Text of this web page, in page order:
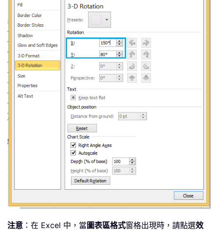
注意 ：在 Excel 中，當圖表區格式窗格出現時，請點選效